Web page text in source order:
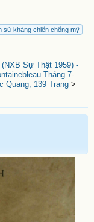
sử kháng chiến chống mỹ
Sự Thật 1959) -
Tháng 7-
Quang, 139 Trang>